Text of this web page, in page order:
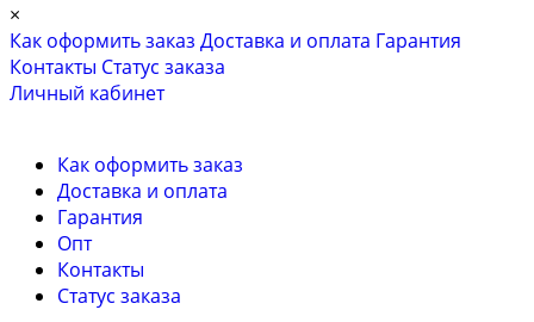
×
Как оформить заказ Доставка и оплата Гарантия
Контакты Cтатус заказа
Личный кабинет
Как оформить заказ
Доставка и оплата
Гарантия
Опт
Контакты
Cтатус заказа